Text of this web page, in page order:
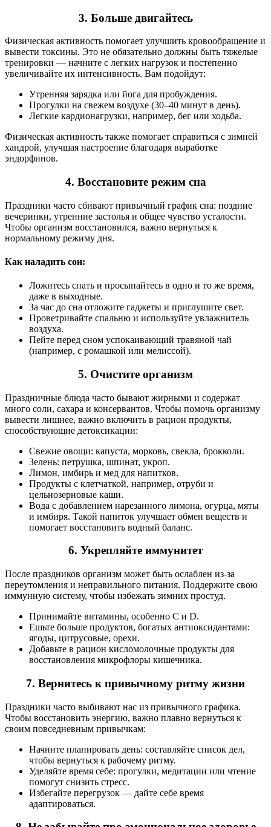
3. Больше двигайтесь
Физическая активность помогает улучшить кровообращение и
вывести токсины. Это не обязательно должны быть тяжелые
тренировки — начните с легких нагрузок и постепенно
увеличивайте их интенсивность. Вам подойдут:
Утренняя зарядка или йога для пробуждения.
Прогулки на свежем воздухе (30–40 минут в день).
Легкие кардионагрузки, например, бег или ходьба.
Физическая активность также помогает справиться с зимней
хандрой, улучшая настроение благодаря выработке
эндорфинов.
4. Восстановите режим сна
Праздники часто сбивают привычный график сна: поздние
вечеринки, утренние застолья и общее чувство усталости.
Чтобы организм восстановился, важно вернуться к
нормальному режиму дня.
Как наладить сон:
Ложитесь спать и просыпайтесь в одно и то же время,
даже в выходные.
За час до сна отложите гаджеты и приглушите свет.
Проветривайте спальню и используйте увлажнитель
воздуха.
Пейте перед сном успокаивающий травяной чай
(например, с ромашкой или мелиссой).
5. Очистите организм
Праздничные блюда часто бывают жирными и содержат
много соли, сахара и консервантов. Чтобы помочь организму
вывести лишнее, важно включить в рацион продукты,
способствующие детоксикации:
Свежие овощи: капуста, морковь, свекла, брокколи.
Зелень: петрушка, шпинат, укроп.
Лимон, имбирь и мед для напитков.
Продукты с клетчаткой, например, отруби и
цельнозерновые каши.
Вода с добавлением нарезанного лимона, огурца, мяты
и имбиря. Такой напиток улучшает обмен веществ и
помогает восстановить водный баланс.
6. Укрепляйте иммунитет
После праздников организм может быть ослаблен из-за
переутомления и неправильного питания. Поддержите свою
иммунную систему, чтобы избежать зимних простуд.
Принимайте витамины, особенно С и D.
Ешьте больше продуктов, богатых антиоксидантами:
ягоды, цитрусовые, орехи.
Добавьте в рацион кисломолочные продукты для
восстановления микрофлоры кишечника.
7. Вернитесь к привычному ритму жизни
Праздники часто выбивают нас из привычного графика.
Чтобы восстановить энергию, важно плавно вернуться к
своим повседневным привычкам:
Начните планировать день: составляйте список дел,
чтобы вернуться к рабочему ритму.
Уделяйте время себе: прогулки, медитации или чтение
помогут снизить стресс.
Избегайте перегрузок — дайте себе время
адаптироваться.